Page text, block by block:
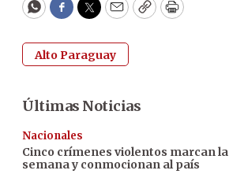
WhatsApp
Facebook
Twitter
EmailCopyPrint
Alto Paraguay
Últimas Noticias
Nacionales
Cinco crímenes violentos marcan la
semana y conmocionan al país